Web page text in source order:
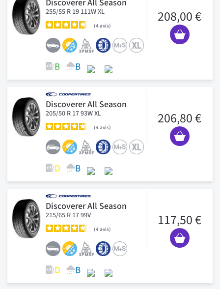
Discoverer All Season
255/55 R 19 111W XL
4avis
208,00 €
Discoverer All Season
205/50 R 17 93W XL
4avis
206,80 €
Discoverer All Season
215/65 R 17 99V
4avis
117,50 €